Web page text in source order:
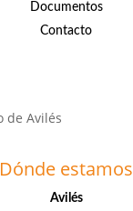
Documentos
Contacto
Dónde estamos
Avilés